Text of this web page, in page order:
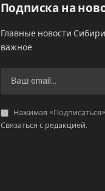
Подписка на
Главные новости
важное.
Нажимая
Связаться с редакцией